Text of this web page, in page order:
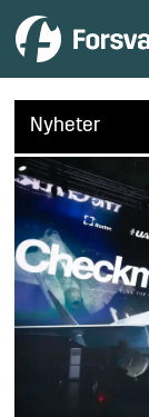
Nyheter